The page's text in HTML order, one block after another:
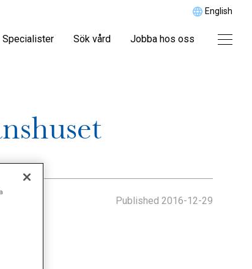
English
Specialister Sök vård Jobba hos oss
Published 2016-12-29